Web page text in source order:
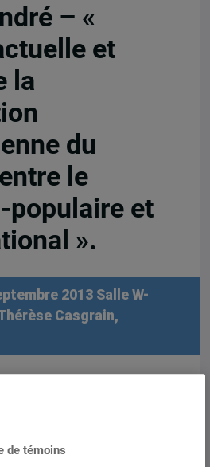
– «
et
la
du
le
populaire et
».
2013 Salle W-
Casgrain,
international et la
de témoins